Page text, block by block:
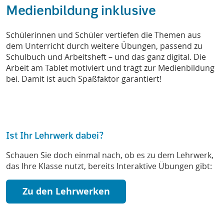
Medienbildung inklusive
Schülerinnen und Schüler vertiefen die Themen aus
dem Unterricht durch weitere Übungen, passend zu
Schulbuch und Arbeitsheft – und das ganz digital. Die
Arbeit am Tablet motiviert und trägt zur Medienbildung
bei. Damit ist auch Spaßfaktor garantiert!
Ist Ihr Lehrwerk dabei?
Schauen Sie doch einmal nach, ob es zu dem Lehrwerk,
das Ihre Klasse nutzt, bereits Interaktive Übungen gibt:
Zu den Lehrwerken